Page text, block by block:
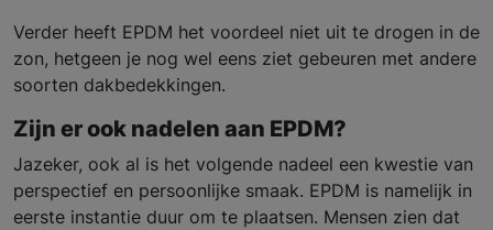
Verder heeft EPDM het voordeel niet uit te drogen in de
zon, hetgeen je nog wel eens ziet gebeuren met andere
soorten dakbedekkingen.
Zijn er ook nadelen aan EPDM?
Jazeker, ook al is het volgende nadeel een kwestie van
perspectief en persoonlijke smaak. EPDM is namelijk in
eerste instantie duur om te plaatsen. Mensen zien dat